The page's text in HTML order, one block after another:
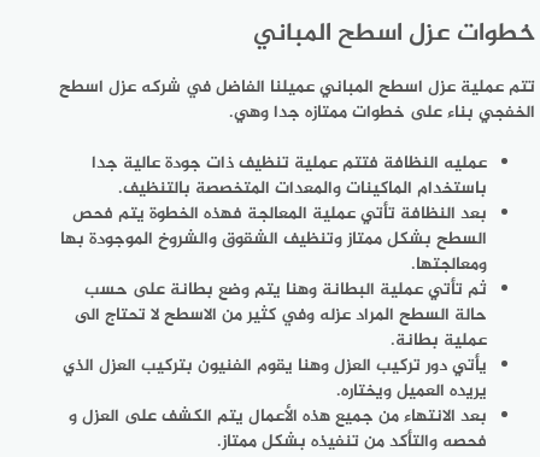
خطوات عزل اسطح المباني
تتم عملية عزل اسطح المباني عميلنا الفاضل في شركه عزل اسطح
الخفجي بناء على خطوات ممتازه جدا وهي.
عمليه النظافة فتتم عملية تنظيف ذات جودة عالية جدا
باستخدام الماكينات والمعدات المتخصصة بالتنظيف.
بعد النظافة تأتي عملية المعالجة فهذه الخطوة يتم فحص
السطح بشكل ممتاز وتنظيف الشقوق والشروخ الموجودة بها
ومعالجتها.
ثم تأتي عملية البطانة وهنا يتم وضع بطانة على حسب
حالة السطح المراد عزله وفي كثير من الاسطح لا تحتاج الى
عملية بطانة.
يأتي دور تركيب العزل وهنا يقوم الفنيون بتركيب العزل الذي
يريده العميل ويختاره.
بعد الانتهاء من جميع هذه الأعمال يتم الكشف على العزل و
فحصه والتأكد من تنفيذه بشكل ممتاز.